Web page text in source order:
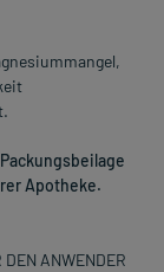
Apotheke.
ANWENDER